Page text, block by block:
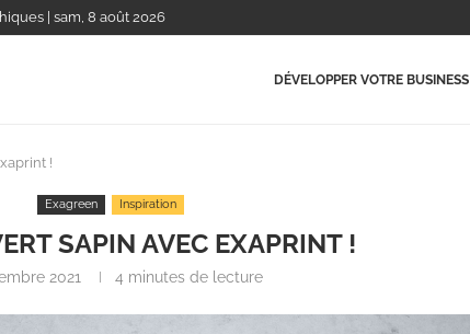
| sam, 8 août 2026
DÉVELOPPER VOTRE BUSINESS
!
Exagreen Inspiration
SAPIN AVEC EXAPRINT !
2021 4 minutes de lecture